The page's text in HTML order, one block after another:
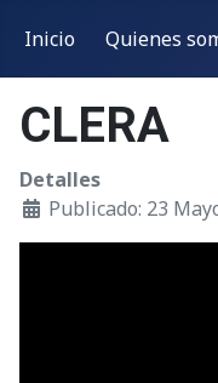
Inicio Quienes
CLERA
Detalles
Publicado: 23